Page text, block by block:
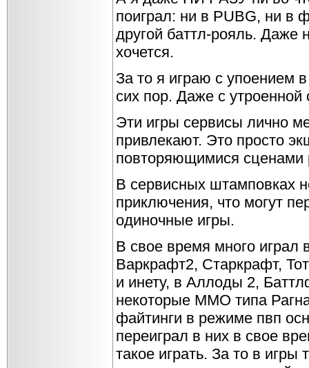
поиграл: ни в PUBG, ни в
другой баттл-рояль. Даже
хочется.
За то я играю с упоением
сих пор. Даже с утроенной
Эти игры сервисы лично
привлекают. Это просто
повторяющимися сценами
В сервисных штамповках
приключения, что могут
одиночные игры.
В свое время много играл
Варкрафт2, Старкрафт,
и инету, в Аллоды 2,
некоторые ММО типа
файтинги в режиме пвп
переиграл в них в свое
такое играть. За то в игры